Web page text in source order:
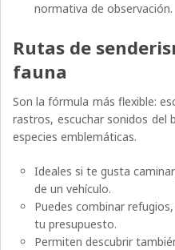
normativa de observación.
Rutas de
fauna
Son la fórmula más flexible:
rastros, escuchar sonidos del
especies emblemáticas.
Ideales si te gusta
de un vehículo.
Puedes combinar
tu presupuesto.
Permiten descubrir